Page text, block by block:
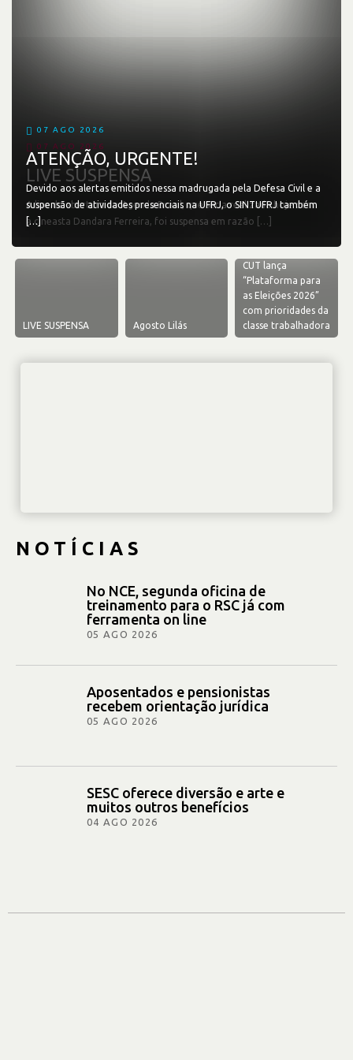
07 AGO 2026
LIVE SUSPENSA
A live de abertura do Agenda Brasil, que seria realizada hoje com
a cineasta Dandara Ferreira, foi suspensa em razão […]
07 AGO 2026
ATENÇÃO, URGENTE!
Devido aos alertas emitidos nessa madrugada pela Defesa Civil e a
suspensão de atividades presenciais na UFRJ, o SINTUFRJ também
[…]
LIVE SUSPENSA Agosto Lilás
CUT lança
“Plataforma para
as Eleições 2026”
com prioridades da
classe trabalhadora
NOTÍCIAS
No NCE, segunda oficina de
treinamento para o RSC já com
ferramenta on line
05 AGO 2026
Aposentados e pensionistas
recebem orientação jurídica
05 AGO 2026
SESC oferece diversão e arte e
muitos outros benefícios
04 AGO 2026